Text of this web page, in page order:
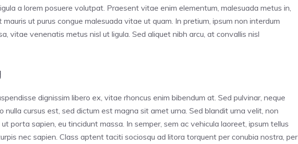
a lorem posuere volutpat. Praesent vitae enim elementum, malesuada metus in,
ut purus congue malesuada vitae ut quam. In pretium, ipsum non interdum
vitae venenatis metus nisl ut ligula. Sed aliquet nibh arcu, at convallis nisl
dignissim libero ex, vitae rhoncus enim bibendum at. Sed pulvinar, neque
nulla cursus est, sed dictum est magna sit amet urna. Sed blandit urna velit, non
porta sapien, eu tincidunt massa. In semper, sem ac vehicula laoreet, ipsum tellus
nec sapien. Class aptent taciti sociosqu ad litora torquent per conubia nostra, per